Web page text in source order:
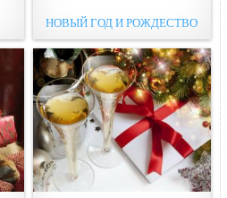
НОВЫЙ ГОД И РОЖДЕСТВО